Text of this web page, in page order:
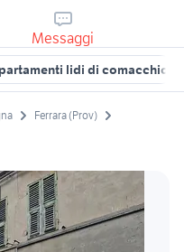
Messaggi
lidi di comacchio
Ferrara (Prov)